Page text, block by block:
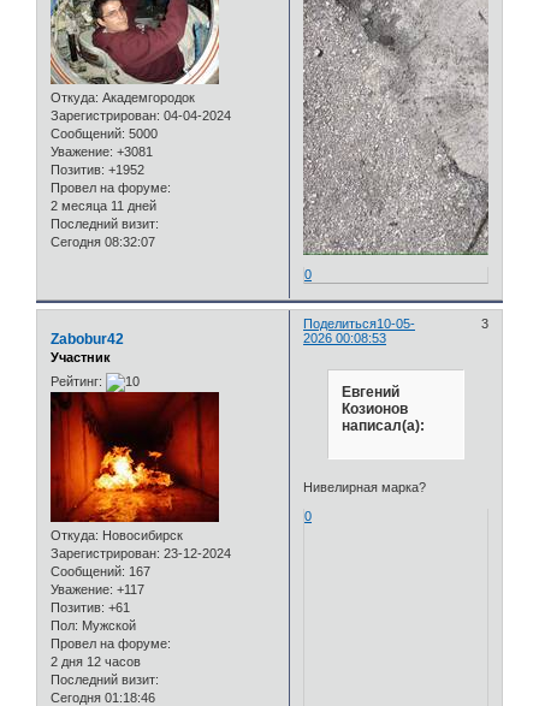
Откуда: Академгородок
Зарегистрирован: 04-04-2024
Сообщений: 5000
Уважение: +3081
Позитив: +1952
Провел на форуме:
2 месяца 11 дней
Последний визит:
Сегодня 08:32:07
0
Поделиться 3
10-05-
2026 00:08:53
Zabobur42
Участник
Рейтинг:
Откуда: Новосибирск
Зарегистрирован: 23-12-2024
Сообщений: 167
Уважение: +117
Позитив: +61
Пол: Мужской
Провел на форуме:
2 дня 12 часов
Последний визит:
Сегодня 01:18:46
Евгений
Козионов
написал(а):
Нивелирная марка?
0